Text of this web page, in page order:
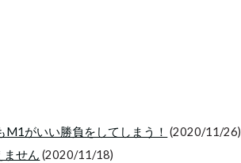
M1がいい勝負をしてしまう！ (2020/11/26)
ません (2020/11/18)